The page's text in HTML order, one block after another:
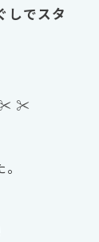
しでスタ
✂︎